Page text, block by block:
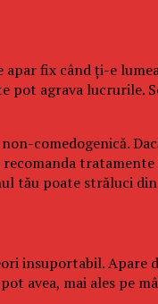
fix când ți-e
agrava lucrurile.
comedogenică.
tău poate străluci
insuportabil.
avea, mai ales pe